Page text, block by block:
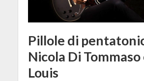
Pillole di
Nicola Di Tommaso
Louis